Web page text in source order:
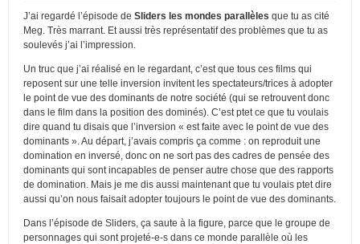
J’ai regardé l’épisode de Sliders les mondes parallèles que tu as cité
Meg. Très marrant. Et aussi très représentatif des problèmes que tu as
soulevés j’ai l’impression.
Un truc que j’ai réalisé en le regardant, c’est que tous ces films qui
reposent sur une telle inversion invitent les spectateurs/trices à adopter
le point de vue des dominants de notre société (qui se retrouvent donc
dans le film dans la position des dominés). C’est ptet ce que tu voulais
dire quand tu disais que l’inversion « est faite avec le point de vue des
dominants ». Au départ, j’avais compris ça comme : on reproduit une
domination en inversé, donc on ne sort pas des cadres de pensée des
dominants qui sont incapables de penser autre chose que des rapports
de domination. Mais je me dis aussi maintenant que tu voulais ptet dire
aussi qu’on nous faisait adopter toujours le point de vue des dominants.
Dans l’épisode de Sliders, ça saute à la figure, parce que le groupe de
personnages qui sont projeté-e-s dans ce monde parallèle où les